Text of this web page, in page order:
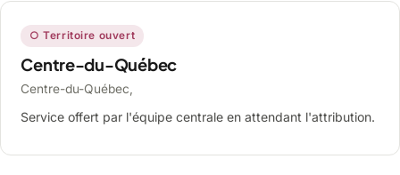
○ Territoire ouvert
Centre-du-Québec
Centre-du-Québec,
Service offert par l'équipe centrale en attendant l'attribution.